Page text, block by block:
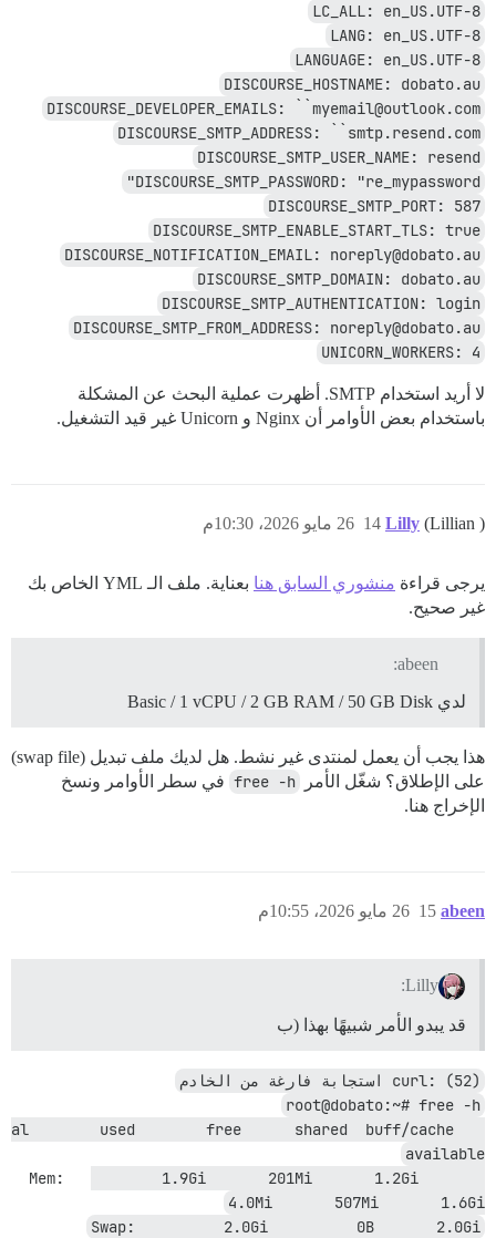
LC_ALL: en_US.UTF-8
LANG: en_US.UTF-8
LANGUAGE: en_US.UTF-8
DISCOURSE_HOSTNAME: dobato.au
DISCOURSE_DEVELOPER_EMAILS: ``myemail@outlook.com
DISCOURSE_SMTP_ADDRESS: ``smtp.resend.com
DISCOURSE_SMTP_USER_NAME: resend
DISCOURSE_SMTP_PASSWORD: "re_mypassword"
DISCOURSE_SMTP_PORT: 587
DISCOURSE_SMTP_ENABLE_START_TLS: true
DISCOURSE_NOTIFICATION_EMAIL: noreply@dobato.au
DISCOURSE_SMTP_DOMAIN: dobato.au
DISCOURSE_SMTP_AUTHENTICATION: login
DISCOURSE_SMTP_FROM_ADDRESS: noreply@dobato.au
UNICORN_WORKERS: 4
لا أريد استخدام SMTP. أظهرت عملية البحث عن المشكلة
باستخدام بعض الأوامر أن Nginx و Unicorn غير قيد التشغيل.
Lilly (Lillian ) 26 مايو 2026، 10:30م 14
يرجى قراءة منشوري السابق هنا
بعناية. ملف الـ YML الخاص بك
غير صحيح.
abeen:
لدي Basic / 1 vCPU / 2 GB RAM / 50 GB Disk
هذا يجب أن يعمل لمنتدى غير نشط. هل لديك ملف تبديل (swap file)
على الإطلاق؟ شغّل الأمر
free -h في سطر الأوامر ونسخ
الإخراج هنا.
abeen 26 مايو 2026، 10:55م 15
Lilly:
قد يبدو الأمر شبيهًا بهذا (ب
curl: (52) استجابة فارغة من الخادم
root@dobato:~# free -h
used        free      shared  buff/cache
available
Mem:           1.9Gi       201Mi       1.2Gi
4.0Mi       507Mi       1.6Gi
Swap:          2.0Gi          0B       2.0Gi